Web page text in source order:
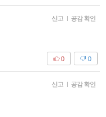
신고 | 공감 확인
0
0
신고 | 공감 확인